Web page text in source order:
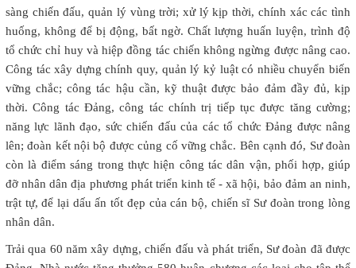
sàng chiến đấu, quản lý vùng trời; xử lý kịp thời, chính xác các tình
huống, không để bị động, bất ngờ. Chất lượng huấn luyện, trình độ
tổ chức chỉ huy và hiệp đồng tác chiến không ngừng được nâng cao.
Công tác xây dựng chính quy, quản lý kỷ luật có nhiều chuyển biến
vững chắc; công tác hậu cần, kỹ thuật được bảo đảm đầy đủ, kịp
thời. Công tác Đảng, công tác chính trị tiếp tục được tăng cường;
năng lực lãnh đạo, sức chiến đấu của các tổ chức Đảng được nâng
lên; đoàn kết nội bộ được củng cố vững chắc. Bên cạnh đó, Sư đoàn
còn là điểm sáng trong thực hiện công tác dân vận, phối hợp, giúp
đỡ nhân dân địa phương phát triển kinh tế - xã hội, bảo đảm an ninh,
trật tự, để lại dấu ấn tốt đẹp của cán bộ, chiến sĩ Sư đoàn trong lòng
nhân dân.
Trải qua 60 năm xây dựng, chiến đấu và phát triển, Sư đoàn đã được